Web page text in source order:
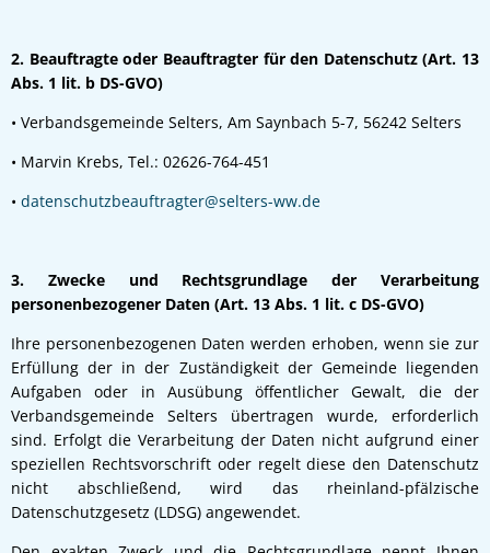
2. Beauftragte oder Beauftragter für den Datenschutz (Art. 13
Abs. 1 lit. b DS-GVO)
• Verbandsgemeinde Selters, Am Saynbach 5-7, 56242 Selters
• Marvin Krebs, Tel.: 02626-764-451
• datenschutzbeauftragter@selters-ww.de
3. Zwecke und Rechtsgrundlage der Verarbeitung
personenbezogener Daten (Art. 13 Abs. 1 lit. c DS-GVO)
Ihre personenbezogenen Daten werden erhoben, wenn sie zur
Erfüllung der in der Zuständigkeit der Gemeinde liegenden
Aufgaben oder in Ausübung öffentlicher Gewalt, die der
Verbandsgemeinde Selters übertragen wurde, erforderlich
sind. Erfolgt die Verarbeitung der Daten nicht aufgrund einer
speziellen Rechtsvorschrift oder regelt diese den Datenschutz
nicht abschließend, wird das rheinland-pfälzische
Datenschutzgesetz (LDSG) angewendet.